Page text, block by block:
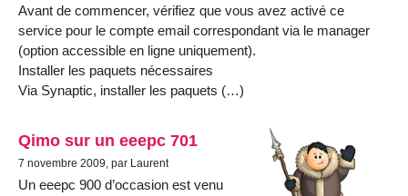
Avant de commencer, vérifiez que vous avez activé ce
service pour le compte email correspondant via le manager
(option accessible en ligne uniquement).
Installer les paquets nécessaires
Via Synaptic, installer les paquets (…)
Qimo sur un eeepc 701
7 novembre 2009, par Laurent
Un eeepc 900 d’occasion est venu